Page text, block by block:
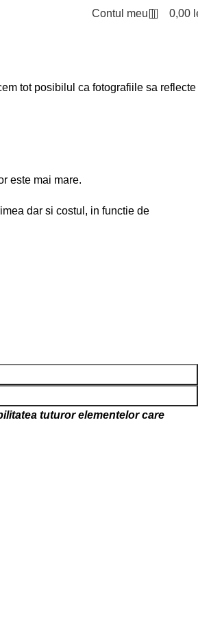
Contul meu 0 0,00
tot posibilul ca fotografiile sa reflecte
este mai mare.
dar si costul, in functie de
tuturor elementelor care